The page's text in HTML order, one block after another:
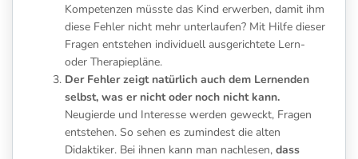
Kompetenzen müsste das Kind erwerben, damit ihm
diese Fehler nicht mehr unterlaufen? Mit Hilfe dieser
Fragen entstehen individuell ausgerichtete Lern-
oder Therapiepläne.
Der Fehler zeigt natürlich auch dem Lernenden
selbst, was er nicht oder noch nicht kann.
Neugierde und Interesse werden geweckt, Fragen
entstehen. So sehen es zumindest die alten
Didaktiker. Bei ihnen kann man nachlesen, dass